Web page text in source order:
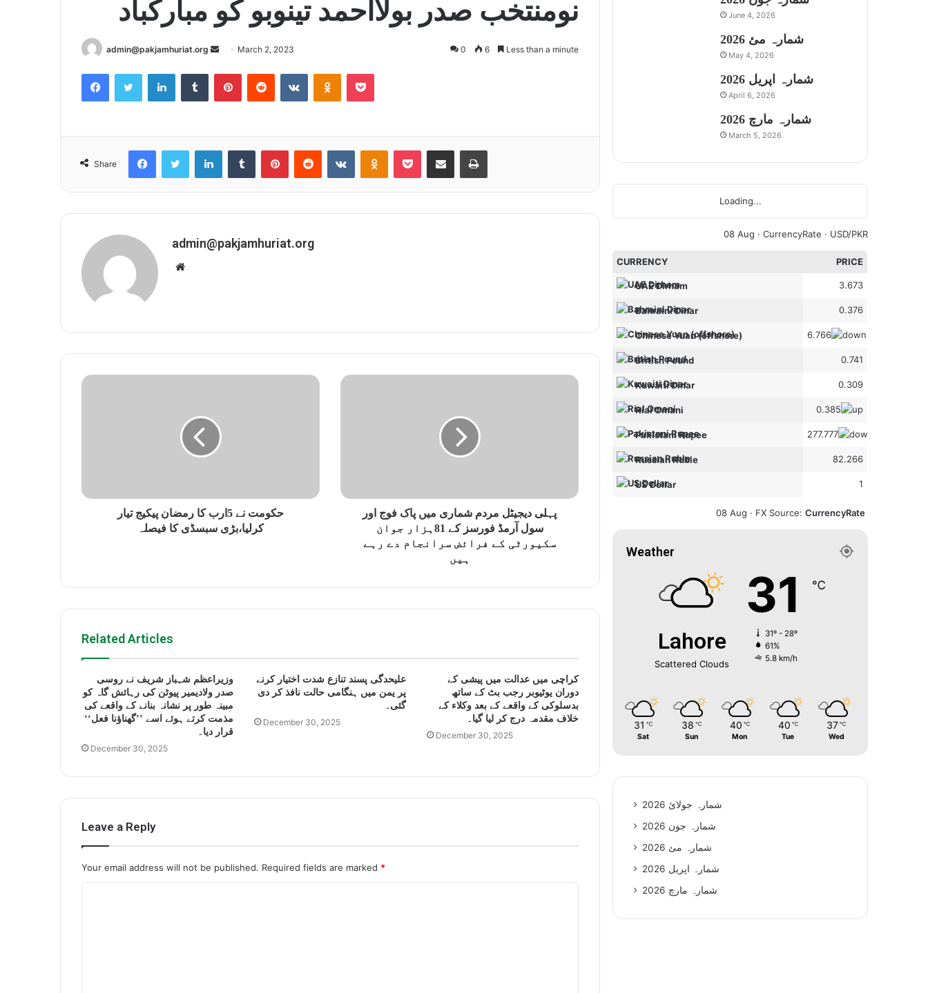
نومنتخب صدر بولااحمد تینوبو کو مبارکباد
admin@pakjamhuriat.org
e
l
March 2, 2023 0 6 Less than a minute
Share
admin@pakjamhuriat.org
i
حکومت نے 5ارب کا رمضان پیکیج تیار
کرلیا،بڑی سبسڈی کا فیصلہ
پہلی دیجیٹل مردم شماری میں پاک فوج اور
سول آرمڈ فورسز کے 81ہزار جوان
سکیورٹی کے فرائض سرانجام دے رہے
ہیں
Related Articles
وزیراعظم شہباز شریف نے روسی
صدر ولادیمیر پیوٹن کی رہائش گاہ کو
مبینہ طور پر نشانہ بنانے کے واقعے کی
مذمت کرتے ہوئے اسے ’’گھناؤنا فعل‘‘
قرار دیا۔
December 30, 2025
علیحدگی پسند تنازع شدت اختیار کرنے
پر یمن میں ہنگامی حالت نافذ کر دی
گئی۔
December 30, 2025
کراچی میں عدالت میں پیشی کے
دوران یوٹیوبر رجب بٹ کے ساتھ
بدسلوکی کے واقعے کے بعد وکلاء کے
خلاف مقدمہ درج کر لیا گیا۔
December 30, 2025
Leave a Reply
Your email address will not be published. Required fields are marked *
June 4, 2026
شمارہ مئ 2026
May 4, 2026
شمارہ اپریل 2026
April 6, 2026
شمارہ مارچ 2026
March 5, 2026
Loading...
08 Aug · CurrencyRate · USD/PKR
CURRENCY PRICE
UAE Dirham 3.673
Bahraini Dinar 0.376
Chinese Yuan (offshore) 6.766
British Pound 0.741
Kuwaiti Dinar 0.309
Rial Omani 0.385
Pakistani Rupee 277.777
Russian Ruble 82.266
US Dollar 1
08 Aug · FX Source: CurrencyRate
Weather
Lahore
Scattered Clouds
31 ℃
31º - 28º
61%
5.8 km/h
31 ℃
Sat
38 ℃
Sun
40 ℃
Mon
40 ℃
Tue
37 ℃
Wed
شمارہ جولائ 2026
شمارہ جون 2026
شمارہ مئ 2026
شمارہ اپریل 2026
شمارہ مارچ 2026